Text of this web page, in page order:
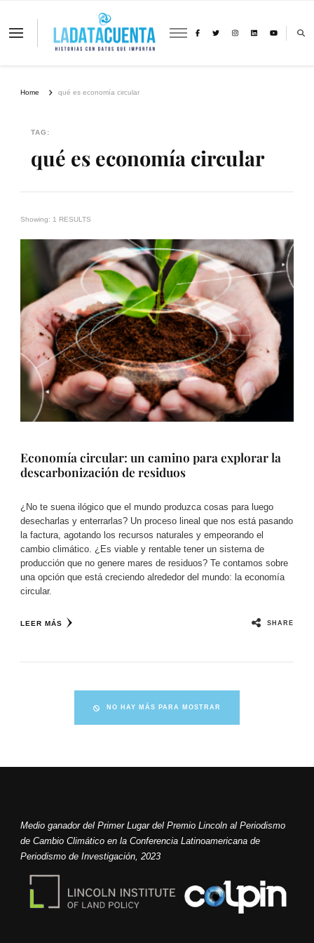
La Data Cuenta es una plataforma
Home qué es economía circular
TAG:
qué es economía circular
Showing: 1 RESULTS
Economía circular: un camino para explorar la
descarbonización de residuos
¿No te suena ilógico que el mundo produzca cosas para luego
desecharlas y enterrarlas? Un proceso lineal que nos está pasando
la factura, agotando los recursos naturales y empeorando el
cambio climático. ¿Es viable y rentable tener un sistema de
producción que no genere mares de residuos? Te contamos sobre
una opción que está creciendo alrededor del mundo: la economía
circular.
LEER MÁS SHARE
NO HAY MÁS PARA MOSTRAR
Medio ganador del Primer Lugar del Premio Lincoln al Periodismo
de Cambio Climático en la Conferencia Latinoamericana de
Periodismo de Investigación, 2023